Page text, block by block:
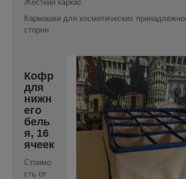
Жёсткий каркас.
Кармашки для косметических
сторон
Кофр
для
нижн
его
бель
я, 16
ячеек
Стоимо
сть от